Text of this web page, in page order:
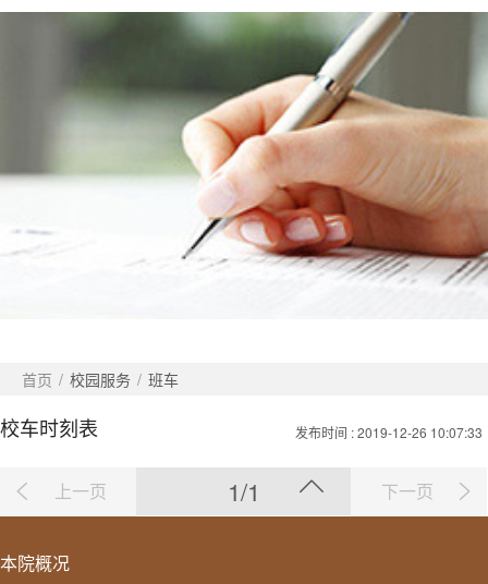
首页 / 校园服务 / 班车
校车时刻表 发布时间 : 2019-12-26 10:07:33
上一页 1/1 下一页
本院概况